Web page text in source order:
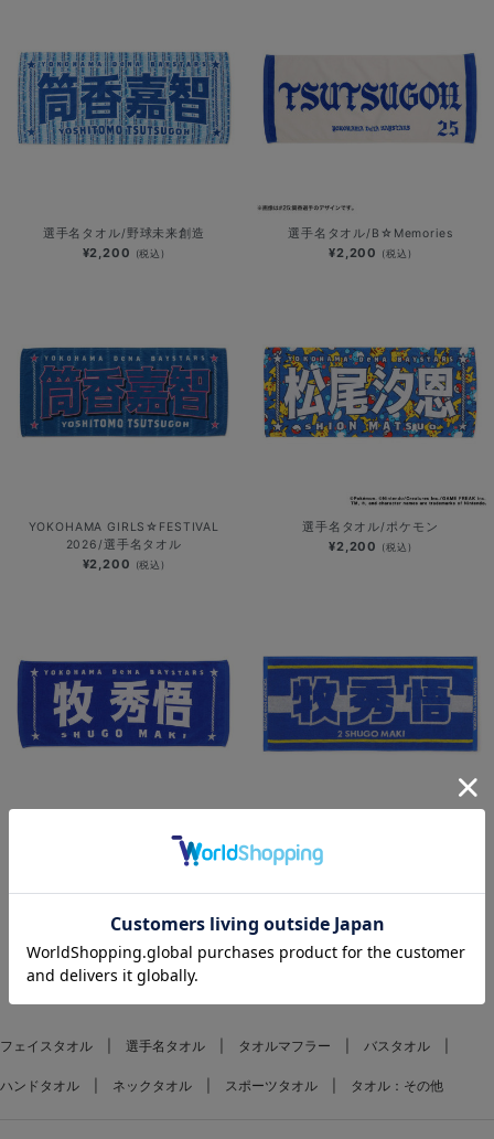
選手名タオル/野球未来創造
¥2,200 (税込)
選手名タオル/B☆Memories
¥2,200 (税込)
YOKOHAMA GIRLS☆FESTIVAL
2026/選手名タオル
¥2,200 (税込)
選手名タオル/ポケモン
¥2,200 (税込)
¥1,900(税込)
1
フェイスタオル 選手名タオル タオルマフラー バスタオル
ハンドタオル ネックタオル スポーツタオル タオル：その他